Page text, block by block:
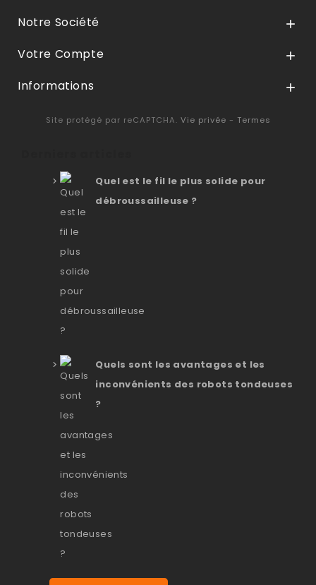
Notre Société 
Votre Compte 
Informations 
Site protégé par reCAPTCHA. Vie privée - Termes
Quel est le fil le plus solide pour
débroussailleuse ?
Quels sont les avantages et les
inconvénients des robots tondeuses
?